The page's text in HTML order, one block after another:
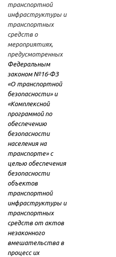
транспортной
инфраструктуры и
транспортных
средств о
мероприятиях,
предусмотренных
Федеральным
законом №16-ФЗ
«О транспортной
безопасности» и
«Комплексной
программой по
обеспечению
безопасности
населения на
транспорте» с
целью обеспечения
безопасности
объектов
транспортной
инфраструктуры и
транспортных
средств от актов
незаконного
вмешательства в
процесс их